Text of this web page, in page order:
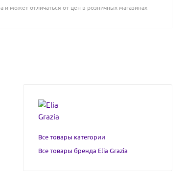
и может отличаться от цен в розничных магазинах
Все товары категории
Все товары бренда Elia Grazia